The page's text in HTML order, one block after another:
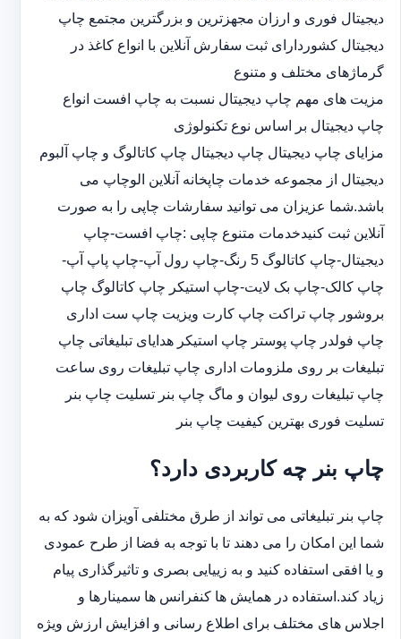
دیجیتال فوری و ارزان مجهزترین و بزرگترین مجتمع چاپ
دیجیتال کشوردارای ثبت سفارش آنلاین با انواع کاغذ در
گرماژهای مختلف و متنوع
مزیت های مهم چاپ دیجیتال نسبت به چاپ افست انواع
چاپ دیجیتال بر اساس نوع تکنولوژی
مزایای چاپ دیجیتال چاپ دیجیتال چاپ کاتالوگ و چاپ آلبوم
دیجیتال از مجموعه خدمات چاپخانه آنلاین الوچاپ می
باشد.شما عزیزان می توانید سفارشات چاپی را به صورت
آنلاین ثبت کنیدخدمات متنوع چاپی :چاپ افست-چاپ
دیجیتال-چاپ کاتالوگ 5 رنگ-چاپ رول آپ-چاپ پاپ آپ-
چاپ کالک-چاپ بک لایت-چاپ استیکر چاپ کاتالوگ چاپ
بروشور چاپ تراکت چاپ کارت ویزیت چاپ ست اداری
چاپ فولدر چاپ پوستر چاپ استیکر هدایای تبلیغاتی چاپ
تبلیغات بر روی ملزومات اداری چاپ تبلیغات روی ساعت
چاپ تبلیغات روی لیوان و ماگ چاپ بنر تسلیت چاپ بنر
تسلیت فوری بهترین کیفیت چاپ بنر
چاپ بنر چه کاربردی دارد؟
چاپ بنر تبلیغاتی می تواند از طرق مختلفی آویزان شود که به
شما این امکان را می دهند تا با توجه به فضا از طرح عمودی
و یا افقی استفاده کنید و به زییایی بصری و تاثیرگذاری پیام
زیاد کند.استفاده در همایش ها کنفرانس ها سمینارها و
اجلاس های مختلف برای اطلاع رسانی و افزایش ارزش ویژه